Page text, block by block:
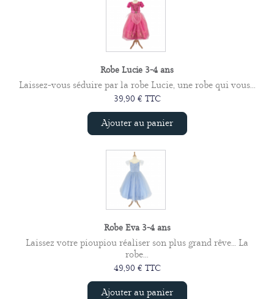
Robe Lucie 3-4 ans
Laissez-vous séduire par la robe Lucie, une robe qui vous...
39,90 € TTC
Ajouter au panier
Robe Eva 3-4 ans
Laissez votre pioupiou réaliser son plus grand rêve… La
robe...
49,90 € TTC
Ajouter au panier